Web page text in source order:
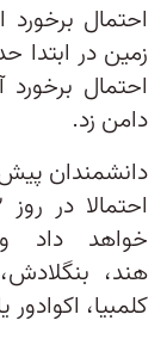
احتمال
دامن زد.
دانشمندان پیش
خواهد داد
هند،
کلمبیا،